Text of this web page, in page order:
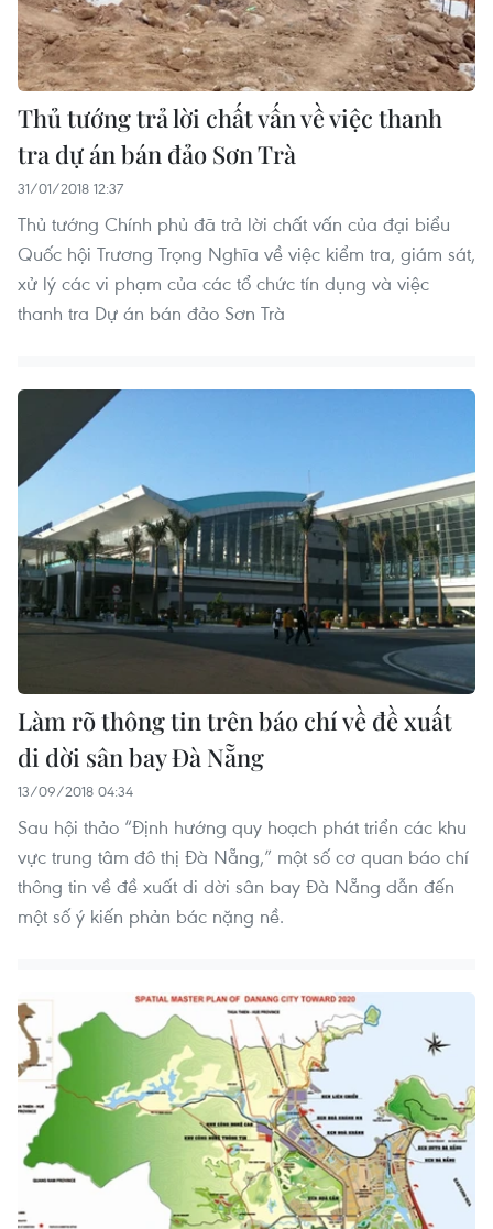
Thủ tướng trả lời chất vấn về việc thanh
tra dự án bán đảo Sơn Trà
31/01/2018 12:37
Thủ tướng Chính phủ đã trả lời chất vấn của đại biểu
Quốc hội Trương Trọng Nghĩa về việc kiểm tra, giám sát,
xử lý các vi phạm của các tổ chức tín dụng và việc
thanh tra Dự án bán đảo Sơn Trà
Làm rõ thông tin trên báo chí về đề xuất
di dời sân bay Đà Nẵng
13/09/2018 04:34
Sau hội thảo “Định hướng quy hoạch phát triển các khu
vực trung tâm đô thị Đà Nẵng,” một số cơ quan báo chí
thông tin về đề xuất di dời sân bay Đà Nẵng dẫn đến
một số ý kiến phản bác nặng nề.